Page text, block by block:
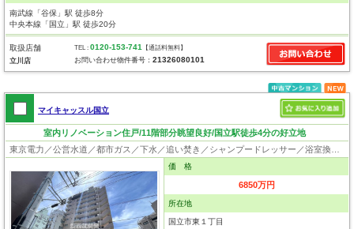
南武線「谷保」駅 徒歩8分
中央本線「国立」駅 徒歩20分
取扱店舗
立川店
TEL :0120-153-741 【通話料無料】
お問い合わせ物件番号：21326080101
マイキャッスル国立
室内リノベーション住戸/11階部分眺望良好/国立駅徒歩4分の好立地
価 格
6850万円
所在地
国立市東１丁目